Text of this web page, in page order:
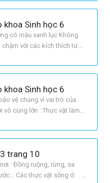
khoa Sinh học 6
có màu xanh lục Không
chậm với các kích thích từ
khoa Sinh học 6
vệ chúng vì vai trò của
vô cùng lớn : Thực vật làm
nuôi và cả con người. Thực
trang 10
: Đồng ruộng, rừng, sa
Các thực vật sống ở: